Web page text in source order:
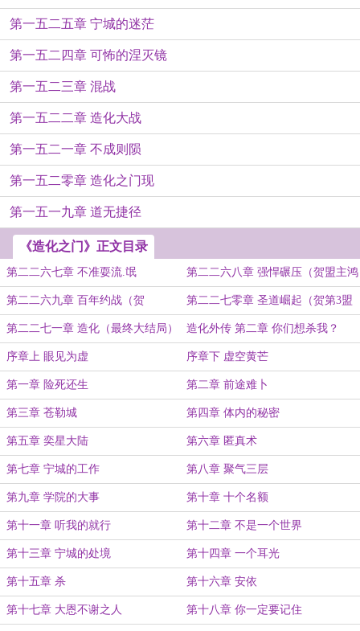
第一五二五章 宁城的迷茫
第一五二四章 可怖的涅灭镜
第一五二三章 混战
第一五二二章 造化大战
第一五二一章 不成则陨
第一五二零章 造化之门现
第一五一九章 道无捷径
《造化之门》正文目录
第二二六七章 不准耍流.氓 第二二六八章 强悍碾压（贺盟主鸿
鹄加更）
第二二六九章 百年约战（贺
StAdMa）
第二二七零章 圣道崛起（贺第3盟
落伍加）
第二二七一章 造化（最终大结局） 造化外传 第二章 你们想杀我？
序章上 眼见为虚 序章下 虚空黄芒
第一章 险死还生 第二章 前途难卜
第三章 苍勒城 第四章 体内的秘密
第五章 奕星大陆 第六章 匿真术
第七章 宁城的工作 第八章 聚气三层
第九章 学院的大事 第十章 十个名额
第十一章 听我的就行 第十二章 不是一个世界
第十三章 宁城的处境 第十四章 一个耳光
第十五章 杀 第十六章 安依
第十七章 大恩不谢之人 第十八章 你一定要记住